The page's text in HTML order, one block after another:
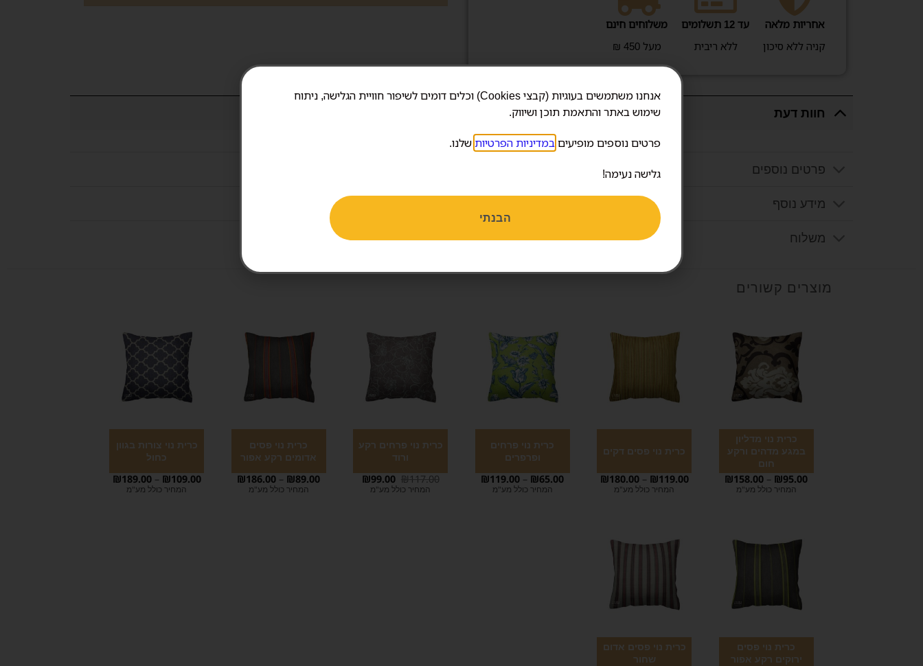
אחריות מלאה
קניה ללא סיכון
עד 12 תשלומים
ללא ריבית
משלוחים חינם
מעל 450 ₪
חוות דעת
פרטים נוספים
מידע נוסף
משלוח
מוצרים קשורים
כרית נוי מדליון
במגע מדהים ורקע
חום
₪95.00
–
₪158.00
המחיר כולל מע"מ
כרית נוי פסים דקים
₪119.00
–
₪180.00
המחיר כולל מע"מ
כרית נוי פרחים
ופרפרים
₪65.00
–
₪119.00
המחיר כולל מע"מ
כרית נוי פרחים רקע
ורוד
₪ 117.00
₪99.00
המחיר כולל מע"מ
כרית נוי פסים
אדומים רקע אפור
₪89.00
–
₪186.00
המחיר כולל מע"מ
כרית נוי צורות בגוון
כחול
₪109.00
–
₪189.00
המחיר כולל מע"מ
כרית נוי פסים
ירוקים רקע אפור
כרית נוי פסים אדום
שחור
אנחנו משתמשים בעוגיות (קבצי Cookies) וכלים דומים לשיפור חוויית הגלישה, ניתוח
שימוש באתר והתאמת תוכן ושיווק.
פרטים נוספים מופיעיםבמדיניות הפרטיות שלנו.
גלישה נעימה!
הבנתי